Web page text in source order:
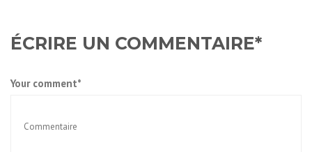
ÉCRIRE UN COMMENTAIRE*
Your comment*